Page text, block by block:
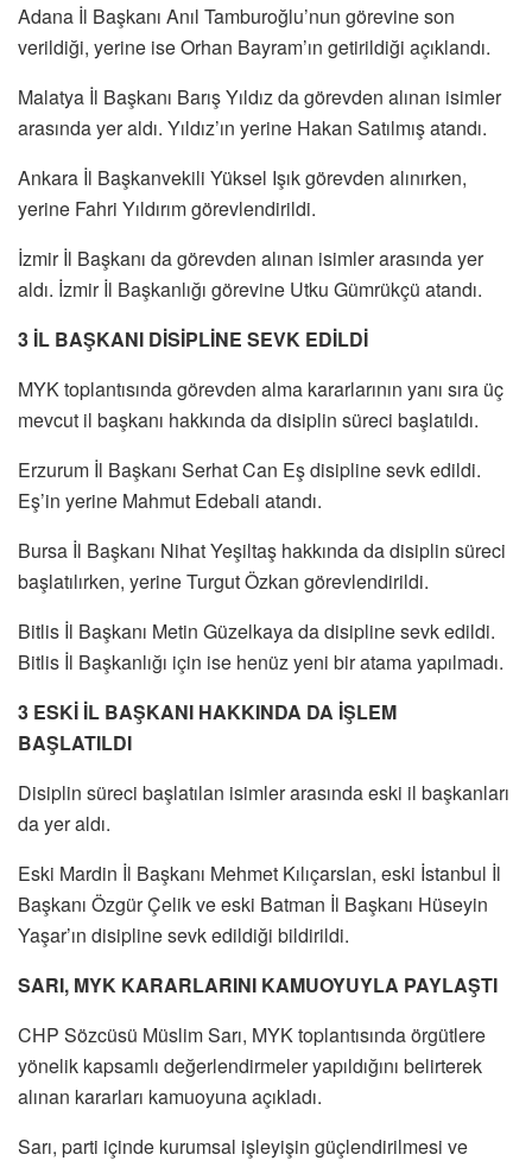
Adana İl Başkanı Anıl Tamburoğlu’nun görevine son
verildiği, yerine ise Orhan Bayram’ın getirildiği açıklandı.
Malatya İl Başkanı Barış Yıldız da görevden alınan isimler
arasında yer aldı. Yıldız’ın yerine Hakan Satılmış atandı.
Ankara İl Başkanvekili Yüksel Işık görevden alınırken,
yerine Fahri Yıldırım görevlendirildi.
İzmir İl Başkanı da görevden alınan isimler arasında yer
aldı. İzmir İl Başkanlığı görevine Utku Gümrükçü atandı.
3 İL BAŞKANI DİSİPLİNE SEVK EDİLDİ
MYK toplantısında görevden alma kararlarının yanı sıra üç
mevcut il başkanı hakkında da disiplin süreci başlatıldı.
Erzurum İl Başkanı Serhat Can Eş disipline sevk edildi.
Eş’in yerine Mahmut Edebali atandı.
Bursa İl Başkanı Nihat Yeşiltaş hakkında da disiplin süreci
başlatılırken, yerine Turgut Özkan görevlendirildi.
Bitlis İl Başkanı Metin Güzelkaya da disipline sevk edildi.
Bitlis İl Başkanlığı için ise henüz yeni bir atama yapılmadı.
3 ESKİ İL BAŞKANI HAKKINDA DA İŞLEM
BAŞLATILDI
Disiplin süreci başlatılan isimler arasında eski il başkanları
da yer aldı.
Eski Mardin İl Başkanı Mehmet Kılıçarslan, eski İstanbul İl
Başkanı Özgür Çelik ve eski Batman İl Başkanı Hüseyin
Yaşar’ın disipline sevk edildiği bildirildi.
SARI, MYK KARARLARINI KAMUOYUYLA PAYLAŞTI
CHP Sözcüsü Müslim Sarı, MYK toplantısında örgütlere
yönelik kapsamlı değerlendirmeler yapıldığını belirterek
alınan kararları kamuoyuna açıkladı.
Sarı, parti içinde kurumsal işleyişin güçlendirilmesi ve